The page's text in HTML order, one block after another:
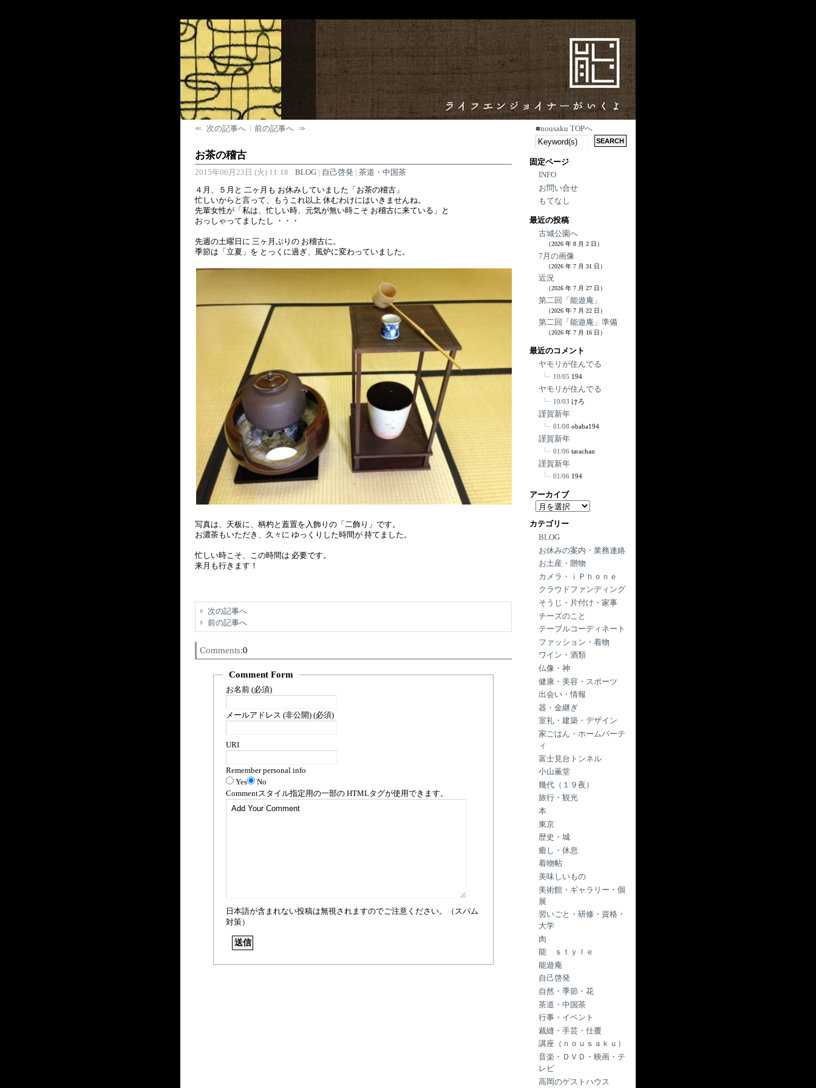
次の記事へ 前の記事へ
お茶の稽古
2015年06月23日 (火) 11:18 BLOG| 自己啓発 | 茶道・中国茶
４月、５月と 二ヶ月も お休みしていました「お茶の稽古」
忙しいからと言って、もうこれ以上 休むわけにはいきませんね。
先輩女性が「私は、忙しい時、元気が無い時こそ お稽古に来ている」と
おっしゃってましたし ・・・
先週の土曜日に 三ヶ月ぶりの お稽古に。
季節は「立夏」を とっくに過ぎ、風炉に変わっていました。
写真は、天板に、柄杓と蓋置を入飾りの「二飾り」です。
お濃茶もいただき、久々に ゆっくりした時間が 持てました。
忙しい時こそ、この時間は 必要です。
来月も行きます！
次の記事へ
前の記事へ
Comments:0
Comment Form
お名前 (必須)
メールアドレス (非公開) (必須)
URI
Remember personal info
Yes
No
Commentスタイル指定用の一部の HTMLタグが使用できます。
日本語が含まれない投稿は無視されますのでご注意ください。（スパム
対策）
■nousaku TOPへ
固定ページ
INFO
お問い合せ
もてなし
最近の投稿
古城公園へ
（2026 年 8 月 2 日）
7月の画像
（2026 年 7 月 31 日）
近況
（2026 年 7 月 27 日）
第二回「能遊庵」
（2026 年 7 月 22 日）
第二回「能遊庵」準備
（2026 年 7 月 16 日）
最近のコメント
ヤモリが住んでる
10/05 194
ヤモリが住んでる
10/03 けろ
謹賀新年
01/08 obaba194
謹賀新年
01/06 tarachan
謹賀新年
01/06 194
アーカイブ
ア
カ
イ
ブ
カテゴリー
BLOG
お休みの案内・業務連絡
お土産・贈物
カメラ・ｉＰｈｏｎｅ
クラウドファンディング
そうじ・片付け・家事
チーズのこと
テーブルコーディネート
ファッション・着物
ワイン・酒類
仏像・神
健康・美容・スポーツ
出会い・情報
器・金継ぎ
室礼・建築・デザイン
家ごはん・ホームパーテ
ィ
富士見台トンネル
小山薫堂
幾代（１９夜）
旅行・観光
本
東京
歴史・城
癒し・休息
着物帖
美味しいもの
美術館・ギャラリー・個
展
習いごと・研修・資格・
大学
肉
能 ｓｔｙｌｅ
能遊庵
自己啓発
自然・季節・花
茶道・中国茶
行事・イベント
裁縫・手芸・仕覆
講座（ｎｏｕｓａｋｕ）
音楽・ＤＶＤ・映画・テ
レビ
高岡のゲストハウス